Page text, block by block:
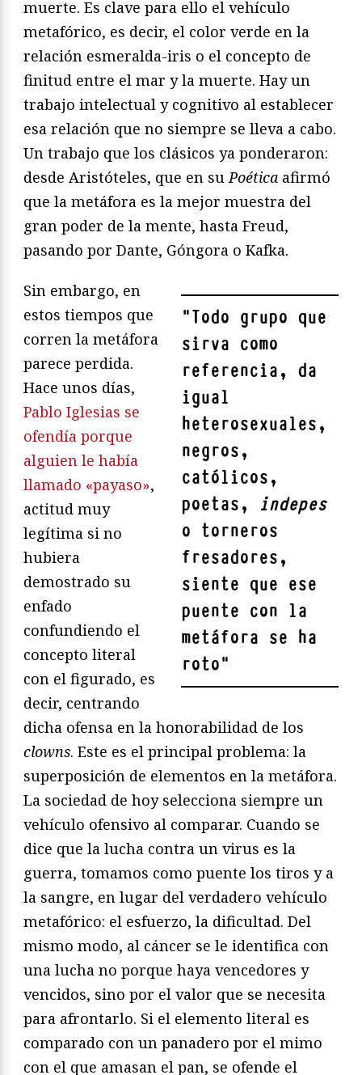
muerte. Es clave para ello el vehículo
metafórico, es decir, el color verde en la
relación esmeralda-iris o el concepto de
finitud entre el mar y la muerte. Hay un
trabajo intelectual y cognitivo al establecer
esa relación que no siempre se lleva a cabo.
Un trabajo que los clásicos ya ponderaron:
desde Aristóteles, que en su Poética afirmó
que la metáfora es la mejor muestra del
gran poder de la mente, hasta Freud,
pasando por Dante, Góngora o Kafka.
"Todo grupo que
sirva como
referencia, da
igual
heterosexuales,
negros,
católicos,
poetas, indepes
o torneros
fresadores,
siente que ese
puente con la
metáfora se ha
roto"
Sin embargo, en
estos tiempos que
corren la metáfora
parece perdida.
Hace unos días,
Pablo Iglesias se
ofendía porque
alguien le había
llamado «payaso»,
actitud muy
legítima si no
hubiera
demostrado su
enfado
confundiendo el
concepto literal
con el figurado, es
decir, centrando
dicha ofensa en la honorabilidad de los
clowns. Este es el principal problema: la
superposición de elementos en la metáfora.
La sociedad de hoy selecciona siempre un
vehículo ofensivo al comparar. Cuando se
dice que la lucha contra un virus es la
guerra, tomamos como puente los tiros y a
la sangre, en lugar del verdadero vehículo
metafórico: el esfuerzo, la dificultad. Del
mismo modo, al cáncer se le identifica con
una lucha no porque haya vencedores y
vencidos, sino por el valor que se necesita
para afrontarlo. Si el elemento literal es
comparado con un panadero por el mimo
con el que amasan el pan, se ofende el